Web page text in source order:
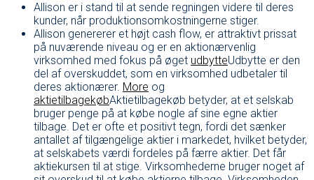
Allison er i stand til at sende regningen videre til deres
kunder, når produktionsomkostningerne stiger.
Allison genererer et højt cash flow, er attraktivt prissat
på nuværende niveau og er en aktionærvenlig
virksomhed med fokus på øget udbytteUdbytte er den
del af overskuddet, som en virksomhed udbetaler til
deres aktionærer. More og
aktietilbagekøbAktietilbagekøb betyder, at et selskab
bruger penge på at købe nogle af sine egne aktier
tilbage. Det er ofte et positivt tegn, fordi det sænker
antallet af tilgængelige aktier i markedet, hvilket betyder,
at selskabets værdi fordeles på færre aktier. Det får
aktiekursen til at stige. Virksomhederne bruger noget af